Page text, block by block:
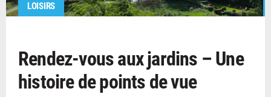
LOISIRS
Rendez-vous aux jardins – Une
histoire de points de vue